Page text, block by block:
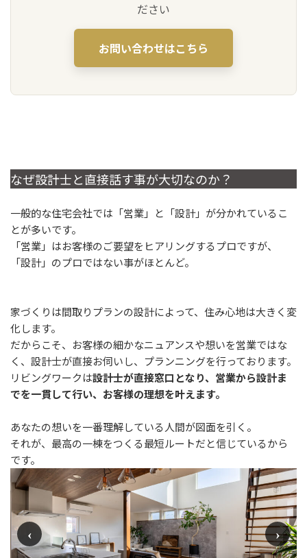
ださい
お問い合わせはこちら
なぜ設計士と直接話す事が大切なのか？
一般的な住宅会社では「営業」と「設計」が分かれているこ
とが多いです。
「営業」はお客様のご要望をヒアリングするプロですが、
「設計」のプロではない事がほとんど。
家づくりは間取りプランの設計によって、住み心地は大きく変
化します。
だからこそ、お客様の細かなニュアンスや想いを営業ではな
く、設計士が直接お伺いし、プランニングを行っております。
リビングワークは設計士が直接窓口となり、営業から設計ま
でを一貫して行い、お客様の理想を叶えます。
あなたの想いを一番理解している人間が図面を引く。
それが、最高の一棟をつくる最短ルートだと信じているから
です。